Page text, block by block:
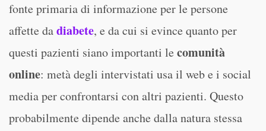
fonte primaria di informazione per le persone
affette dadiabete, e da cui si evince quanto per
questi pazienti siano importanti le comunità
online: metà degli intervistati usa il web e i social
media per confrontarsi con altri pazienti. Questo
probabilmente dipende anche dalla natura stessa